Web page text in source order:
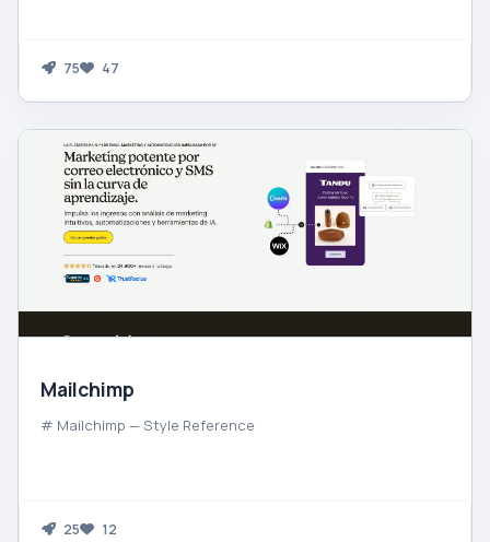
75 47
Mailchimp
# Mailchimp — Style Reference
25 12